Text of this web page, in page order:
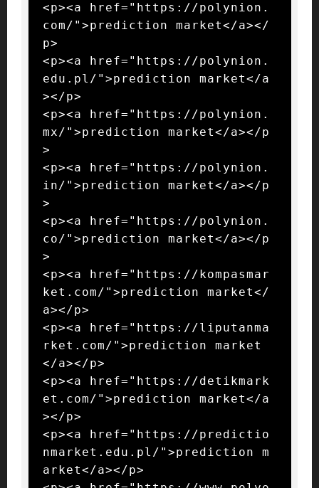
<p><a href="https://polynion.
com/">prediction market</a></
p>
<p><a href="https://polynion.
edu.pl/">prediction market</a
></p>
<p><a href="https://polynion.
mx/">prediction market</a></p
>
<p><a href="https://polynion.
in/">prediction market</a></p
>
<p><a href="https://polynion.
co/">prediction market</a></p
>
<p><a href="https://kompasmar
ket.com/">prediction market</
a></p>
<p><a href="https://liputanma
rket.com/">prediction market
</a></p>
<p><a href="https://detikmark
et.com/">prediction market</a
></p>
<p><a href="https://predictio
nmarket.edu.pl/">prediction m
arket</a></p>